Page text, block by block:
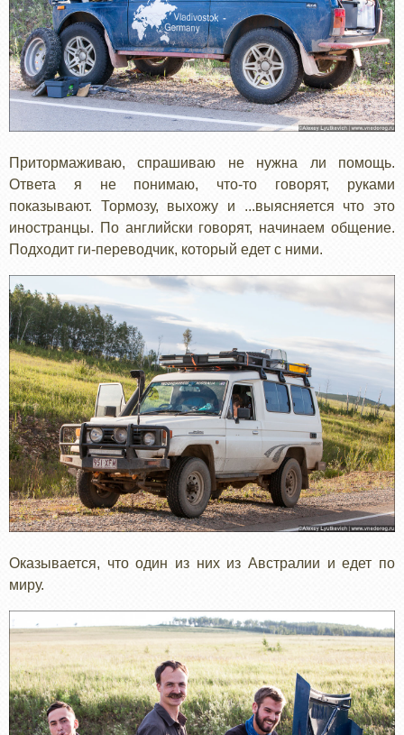
Притормаживаю, спрашиваю не нужна ли помощь.
Ответа я не понимаю, что-то говорят, руками
показывают. Тормозу, выхожу и ...выясняется что это
иностранцы. По английски говорят, начинаем общение.
Подходит ги-переводчик, который едет с ними.
Оказывается, что один из них из Австралии и едет по
миру.